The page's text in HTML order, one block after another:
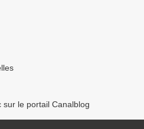
sur le portail Canalblog